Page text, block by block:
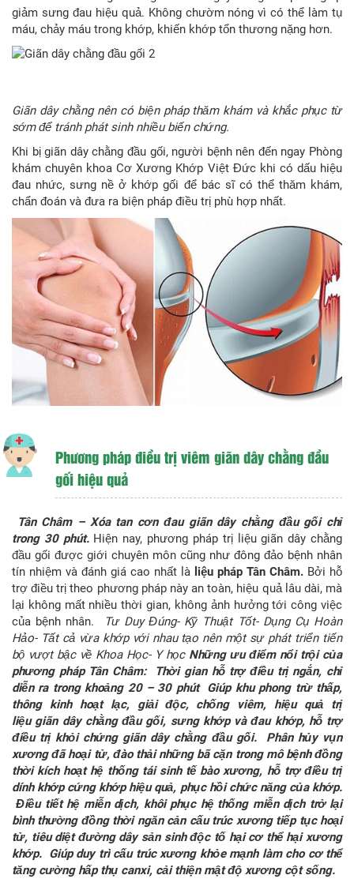
giảm sưng đau hiệu quả. Không chườm nóng vì có thể làm tụ
máu, chảy máu trong khớp, khiến khớp tổn thương nặng hơn.
Giãn dây chằng nên có biện pháp thăm khám và khắc phục từ
sớm để tránh phát sinh nhiều biến chứng.
Khi bị giãn dây chằng đầu gối, người bệnh nên đến ngay Phòng
khám chuyên khoa Cơ Xương Khớp Việt Đức khi có dấu hiệu
đau nhức, sưng nề ở khớp gối để bác sĩ có thể thăm khám,
chẩn đoán và đưa ra biện pháp điều trị phù hợp nhất.
Phương pháp điều trị viêm giãn dây chằng đầu
gối hiệu quả
Tân Châm – Xóa tan cơn đau giãn dây chằng đầu gối chỉ
trong 30 phút.Hiện nay, phương pháp trị liệu giãn dây chằng
đầu gối được giới chuyên môn cũng như đông đảo bệnh nhân
tín nhiệm và đánh giá cao nhất là liệu pháp Tân Châm. Bởi hỗ
trợ điều trị theo phương pháp này an toàn, hiệu quả lâu dài, mà
lại không mất nhiều thời gian, không ảnh hưởng tới công việc
của bệnh nhân.
Tư Duy Đúng- Kỹ Thuật Tốt- Dụng Cụ Hoàn
Hảo- Tất cả vừa khớp với nhau tạo nên một sự phát triển tiến
bộ vượt bậc về Khoa Học- Y học Những ưu điểm nổi trội của
phương pháp Tân Châm:
Thời gian hỗ trợ điều trị ngắn, chỉ
diễn ra trong khoảng 20 – 30 phút
Giúp khu phong trừ thấp,
thông kinh hoạt lạc, giải độc, chống viêm, hiệu quả trị
liệu giãn dây chằng đầu gối, sưng khớp và đau khớp, hỗ trợ
điều trị khỏi chứng giãn dây chằng đầu gối.
Phân hủy vụn
xương đã hoại tử, đào thải những bã cặn trong mô bệnh đồng
thời kích hoạt hệ thống tái sinh tế bào xương, hỗ trợ điều trị
dính khớp cứng khớp hiệu quả, phục hồi chức năng của khớp.
Điều tiết hệ miễn dịch, khôi phục hệ thống miễn dịch trở lại
bình thường đồng thời ngăn cản cấu trúc xương tiếp tục hoại
tử, tiêu diệt đường dây sản sinh độc tố hại cơ thể hại xương
khớp. Giúp duy trì cấu trúc xương khỏe mạnh làm cho cơ thể
tăng cường hấp thụ canxi, cải thiện mật độ xương cột sống.